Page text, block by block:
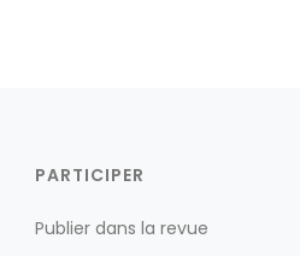
PARTICIPER
Publier dans la revue